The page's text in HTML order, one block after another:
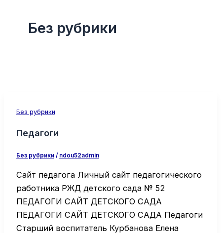
Без рубрики
Без рубрики
Педагоги
Без рубрики/ ndou52admin
Сайт педагога Личный сайт педагогического
работника РЖД детского сада № 52
ПЕДАГОГИ САЙТ ДЕТСКОГО САДА
ПЕДАГОГИ САЙТ ДЕТСКОГО САДА Педагоги
Старший воспитатель Курбанова Елена